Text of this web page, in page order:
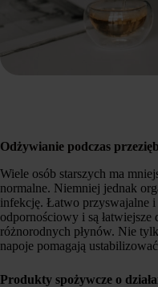
Odżywianie podczas
Wiele osób starszych ma
normalne. Niemniej jednak
infekcję. Łatwo przyswajalne i
odpornościowy i są
różnorodnych płynów. Nie
napoje pomagają
Produkty spożywcze o